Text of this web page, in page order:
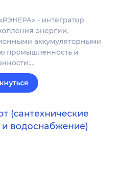
- интегратор
энергии,
аккумуляторными
промышленность и
(сантехнические
водоснабжение)